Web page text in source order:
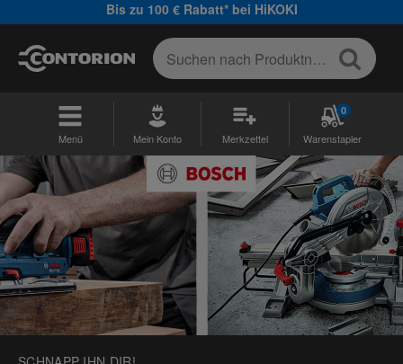
Bis zu 100 € Rabatt* bei HiKOKI
Menü Mein Konto Merkzettel
0
Warenstapler